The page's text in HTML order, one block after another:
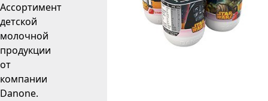
Ассортимент
детской
молочной
продукции
от
компании
Danone.